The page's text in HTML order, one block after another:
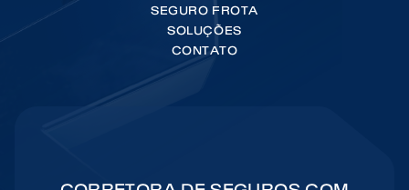
SEGURO FROTA
SOLUÇÕES
CONTATO